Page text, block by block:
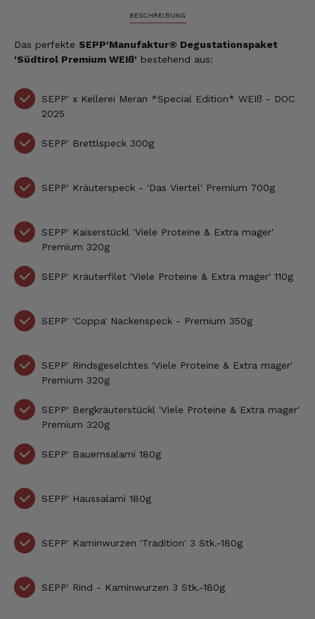
BESCHREIBUNG
Das perfekte SEPP'Manufaktur® Degustationspaket
'Südtirol Premium WEIß' bestehend aus:
SEPP' x Kellerei Meran *Special Edition* WEIß - DOC
2025
SEPP' Brettlspeck 300g
SEPP' Kräuterspeck - 'Das Viertel' Premium 700g
SEPP' Kaiserstückl 'Viele Proteine & Extra mager'
Premium 320g
SEPP' Kräuterfilet 'Viele Proteine & Extra mager' 110g
SEPP' 'Coppa' Nackenspeck - Premium 350g
SEPP' Rindsgeselchtes 'Viele Proteine & Extra mager'
Premium 320g
SEPP' Bergkräuterstückl 'Viele Proteine & Extra mager'
Premium 320g
SEPP' Bauernsalami 180g
SEPP' Haussalami 180g
SEPP' Kaminwurzen 'Tradition' 3 Stk.-180g
SEPP' Rind - Kaminwurzen3 Stk.-180g